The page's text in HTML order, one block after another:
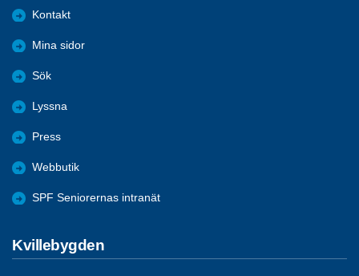
Kontakt
Mina sidor
Sök
Lyssna
Press
Webbutik
SPF Seniorernas intranät
Kvillebygden